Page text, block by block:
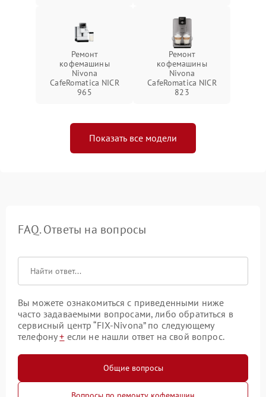
Ремонт
кофемашины
Nivona
CafeRomatica NICR
965
Ремонт
кофемашины
Nivona
CafeRomatica NICR
823
Показать все модели
FAQ. Ответы на вопросы
Вы можете ознакомиться с приведенными ниже
часто задаваемыми вопросами, либо обратиться в
сервисный центр “FIX-Nivona” по следующему
телефону+ если не нашли ответ на свой вопрос.
Общие вопросы